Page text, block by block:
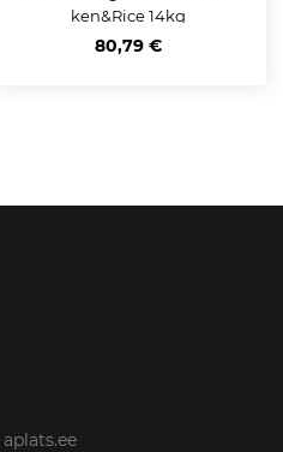
ken&Rice 14kg
80,79 €